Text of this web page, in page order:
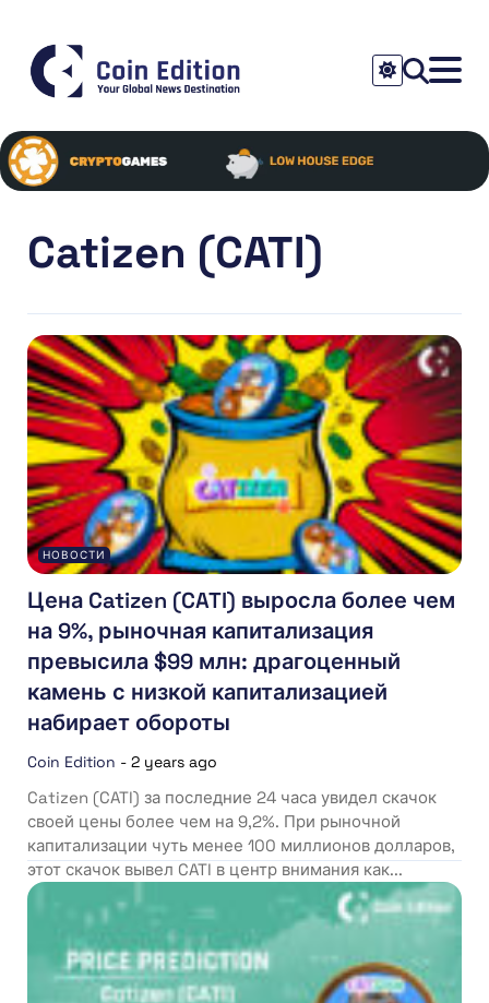
Catizen (CATI)
НОВОСТИ
Цена Catizen (CATI) выросла более чем
на 9%, рыночная капитализация
превысила $99 млн: драгоценный
камень с низкой капитализацией
набирает обороты
Coin Edition - 2 years ago
Catizen (CATI) за последние 24 часа увидел скачок
своей цены более чем на 9,2%. При рыночной
капитализации чуть менее 100 миллионов долларов,
этот скачок вывел CATI в центр внимания как...